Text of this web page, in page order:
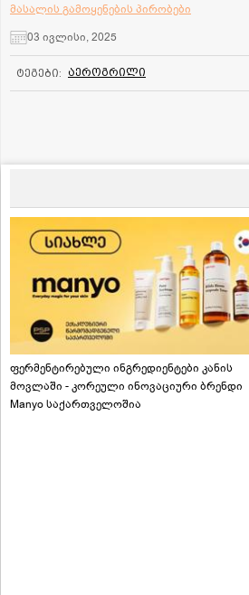
მასალის გამოყენების პირობები
03 ივლისი, 2025
ტეგები: აეროგრილი
ფერმენტირებული ინგრედიენტები კანის
მოვლაში - კორეული ინოვაციური ბრენდი
Manyo საქართველოშია